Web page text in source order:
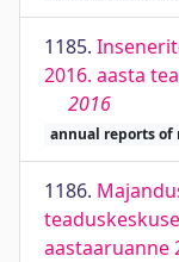
1185.
2016. aasta
2016
annual reports of
1186.
aastaaruanne